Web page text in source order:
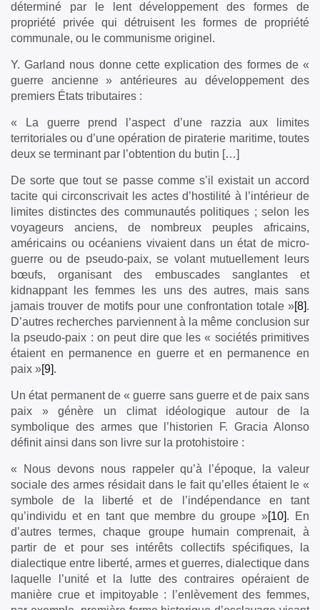
déterminé par le lent développement des formes de
propriété privée qui détruisent les formes de propriété
communale, ou le communisme originel.
Y. Garland nous donne cette explication des formes de «
guerre ancienne » antérieures au développement des
premiers États tributaires :
« La guerre prend l’aspect d’une razzia aux limites
territoriales ou d’une opération de piraterie maritime, toutes
deux se terminant par l’obtention du butin […]
De sorte que tout se passe comme s’il existait un accord
tacite qui circonscrivait les actes d’hostilité à l’intérieur de
limites distinctes des communautés politiques ; selon les
voyageurs anciens, de nombreux peuples africains,
américains ou océaniens vivaient dans un état de micro-
guerre ou de pseudo-paix, se volant mutuellement leurs
bœufs, organisant des embuscades sanglantes et
kidnappant les femmes les uns des autres, mais sans
jamais trouver de motifs pour une confrontation totale »[8].
D’autres recherches parviennent à la même conclusion sur
la pseudo-paix : on peut dire que les « sociétés primitives
étaient en permanence en guerre et en permanence en
paix »[9].
Un état permanent de « guerre sans guerre et de paix sans
paix » génère un climat idéologique autour de la
symbolique des armes que l’historien F. Gracia Alonso
définit ainsi dans son livre sur la protohistoire :
« Nous devons nous rappeler qu’à l’époque, la valeur
sociale des armes résidait dans le fait qu’elles étaient le «
symbole de la liberté et de l’indépendance en tant
qu’individu et en tant que membre du groupe »[10]. En
d’autres termes, chaque groupe humain comprenait, à
partir de et pour ses intérêts collectifs spécifiques, la
dialectique entre liberté, armes et guerres, dialectique dans
laquelle l’unité et la lutte des contraires opéraient de
manière crue et impitoyable : l’enlèvement des femmes,